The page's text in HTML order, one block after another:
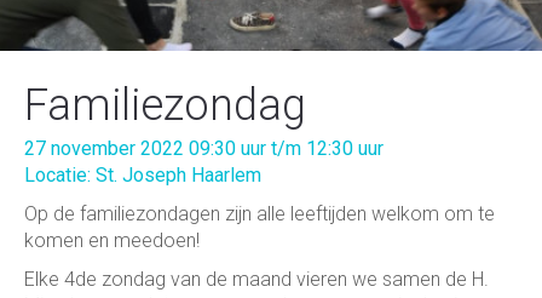
Familiezondag
27 november 2022 09:30 uur t/m 12:30 uur
Locatie: St. Joseph Haarlem
Op de familiezondagen zijn alle leeftijden welkom om te
komen en meedoen!
Elke 4de zondag van de maand vieren we samen de H.